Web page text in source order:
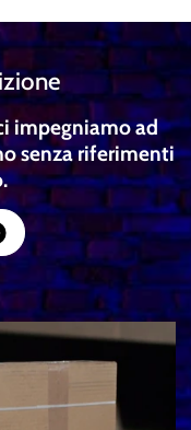
impegniamo ad
senza riferimenti